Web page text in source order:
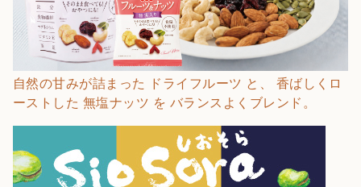
自然の甘みが詰まった ドライフルーツ と、 香ばしくロ
ーストした 無塩ナッツ を バランスよくブレンド。